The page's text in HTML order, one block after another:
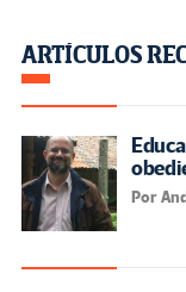
ARTÍCULOS
Por